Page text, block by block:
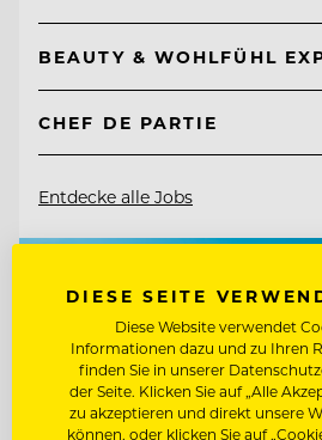
BEAUTY & WOHLFÜHL
CHEF DE PARTIE
Entdecke alle Jobs
DIESE SEITE
Diese Website verwendet
Informationen dazu und zu Ihren
finden Sie in unserer
der Seite. Klicken Sie auf „Alle
zu akzeptieren und direkt unsere
können, oder klicken Sie auf